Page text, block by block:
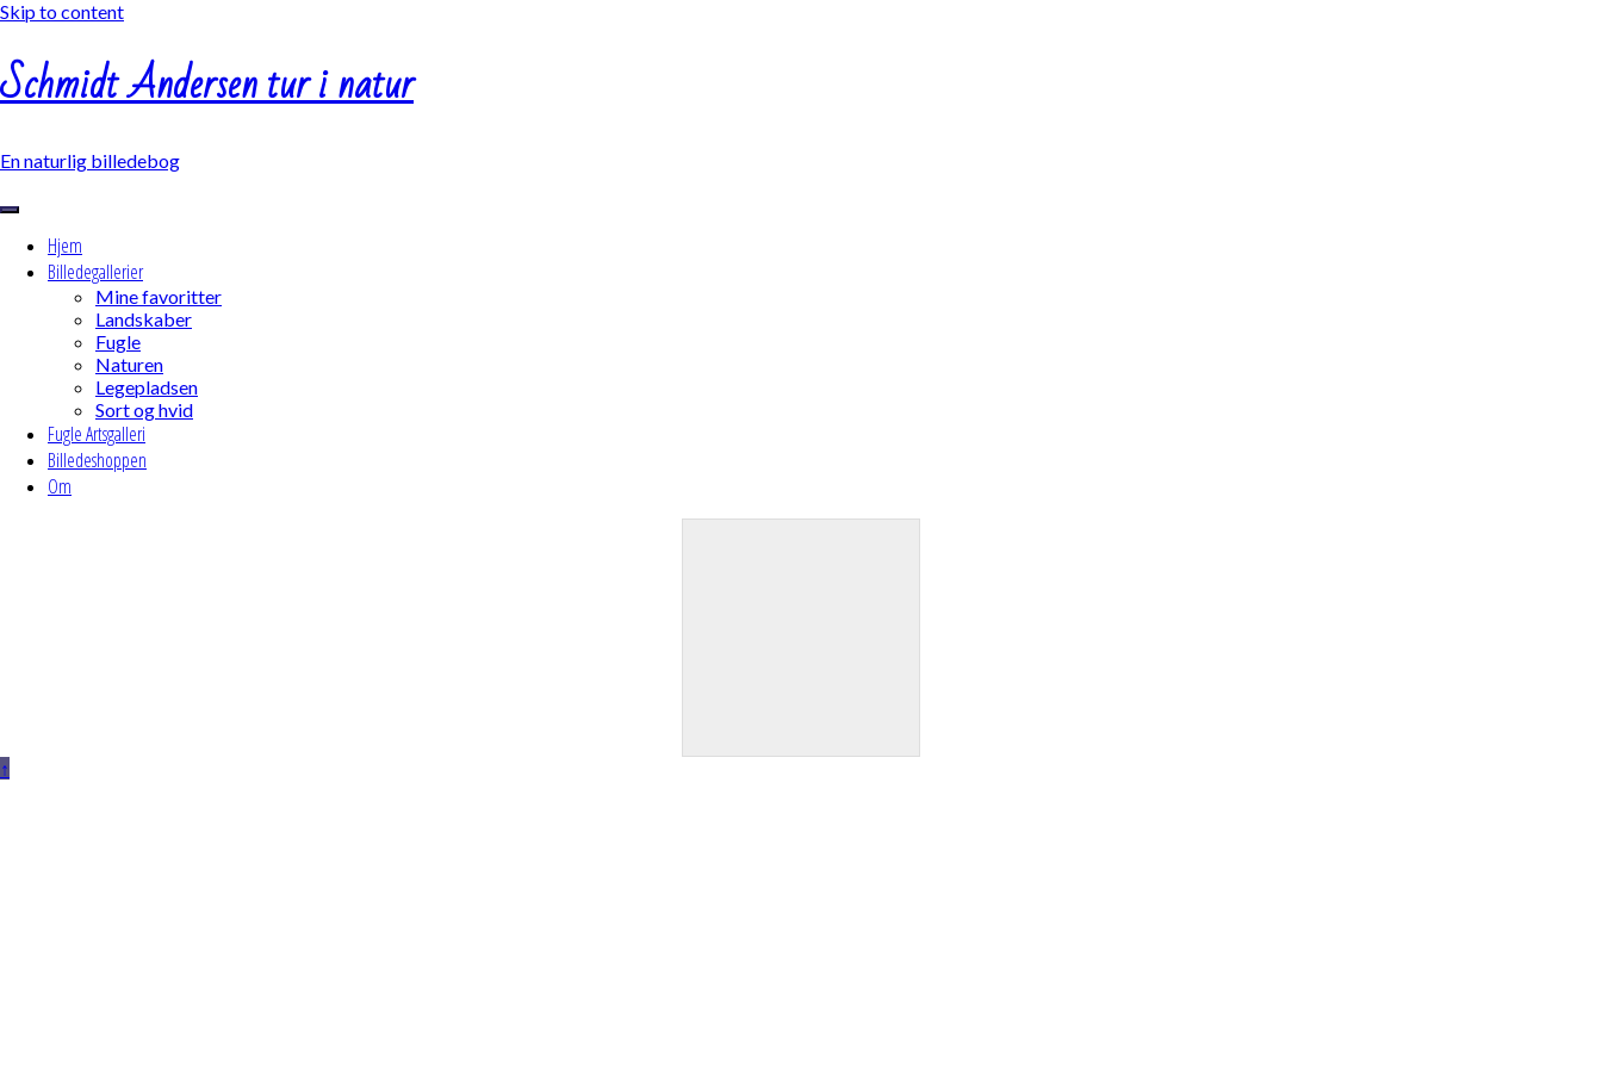
Skip to content
Schmidt Andersen tur i natur
En naturlig billedebog
Hjem
Billedegallerier
Mine favoritter
Landskaber
Fugle
Naturen
Legepladsen
Sort og hvid
Fugle Artsgalleri
Billedeshoppen
Om
↑